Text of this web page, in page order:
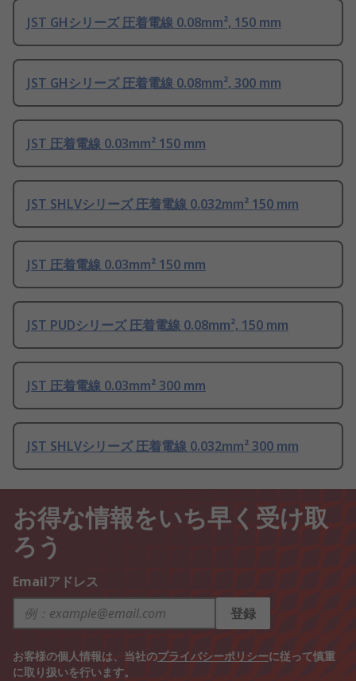
JST GHシリーズ 圧着電線 0.08mm², 150 mm
JST GHシリーズ 圧着電線 0.08mm², 300 mm
JST 圧着電線 0.03mm² 150 mm
JST SHLVシリーズ 圧着電線 0.032mm² 150 mm
JST 圧着電線 0.03mm² 150 mm
JST PUDシリーズ 圧着電線 0.08mm², 150 mm
JST 圧着電線 0.03mm² 300 mm
JST SHLVシリーズ 圧着電線 0.032mm² 300 mm
お得な情報をいち早く受け取
ろう
Emailアドレス
登録
お客様の個人情報は、当社のプライバシーポリシーに従って慎重
に取り扱いを行います。